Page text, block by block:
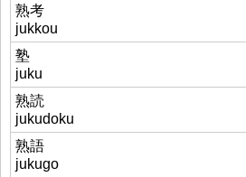
熟考
jukkou
塾
juku
熟読
jukudoku
熟語
jukugo